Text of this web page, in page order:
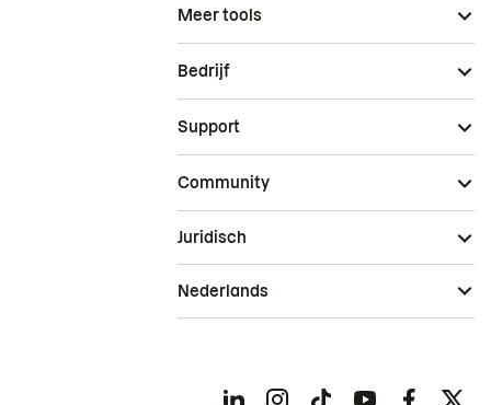
Meer tools
Bedrijf
Support
Community
Juridisch
Nederlands